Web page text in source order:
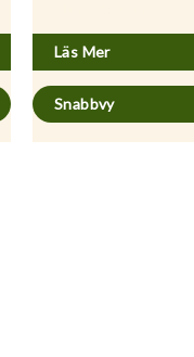
Läs Mer
Snabbvy